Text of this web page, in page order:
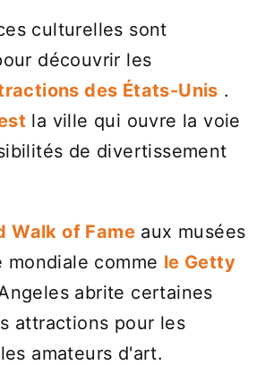
culturelles sont
découvrir les
des États-Unis .
la ville qui ouvre la voie
de divertissement
Walk of Fame aux musées
mondiale comme le Getty
abrite certaines
attractions pour les
amateurs d'art.